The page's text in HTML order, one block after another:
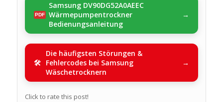
Samsung DV90DG52A0AEEC
Wärmepumpentrockner
Bedienungsanleitung
Die häufigsten Störungen &
Fehlercodes bei Samsung
Wäschetrocknern
Click to rate this post!